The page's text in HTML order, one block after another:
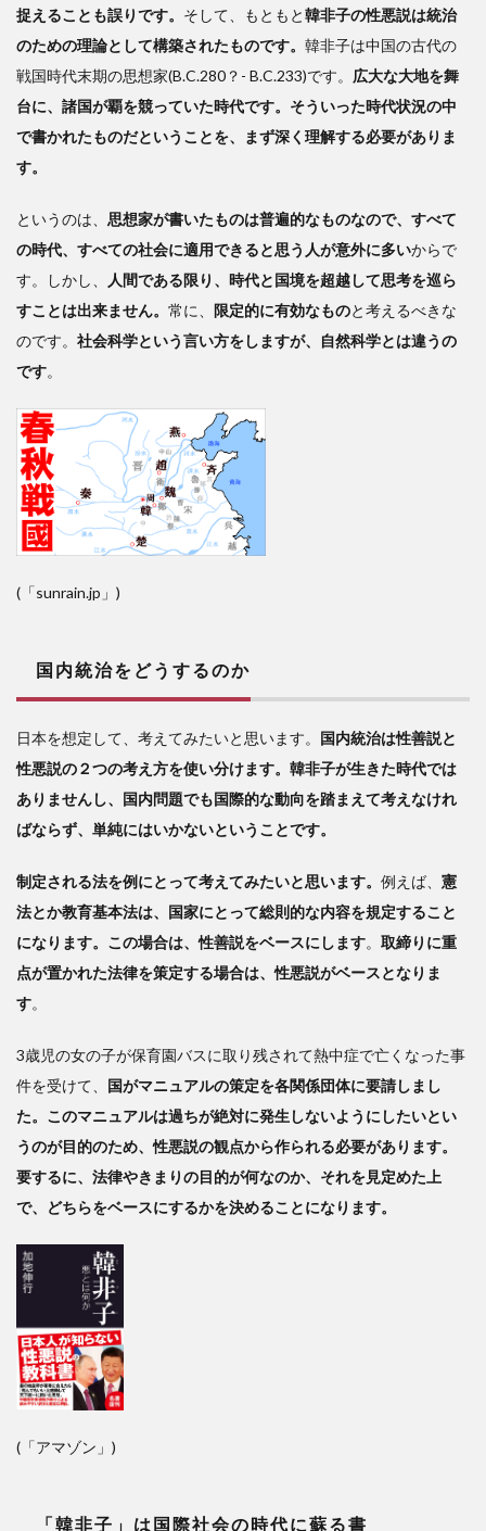
「韓
子」
は国
際社
時代
る書
捉えることも誤りです。 そして、もともと韓非子の性悪説は統治
のための理論として構築されたものです。 韓非子は中国の古代の
戦国時代末期の思想家(B.C.280？- B.C.233)です。 広大な大地を舞
台に、諸国が覇を競っていた時代です。そういった時代状況の中
で書かれたものだということを、まず深く理解する必要がありま
す。
というのは、 思想家が書いたものは普遍的なものなので、すべて
の時代、すべての社会に適用できると思う人が意外に多いからで
す。しかし、
人間である限り、時代と国境を超越して思考を巡ら
すことは出来ません。 常に、 限定的に有効なものと考えるべきな
のです。 社会科学という言い方をしますが、自然科学とは違うの
です。
(「sunrain.jp」)
国内統治をどうするのか
日本を想定して、考えてみたいと思います。 国内統治は性善説と
性悪説の２つの考え方を使い分けます。韓非子が生きた時代では
ありませんし、国内問題でも国際的な動向を踏まえて考えなけれ
ばならず、単純にはいかないということです。
制定される法を例にとって考えてみたいと思います。 例えば、 憲
法とか教育基本法は、国家にとって総則的な内容を規定すること
になります。この場合は、性善説をベースにします。 取締りに重
点が置かれた法律を策定する場合は、性悪説がベースとなりま
す。
3歳児の女の子が保育園バスに取り残されて熱中症で亡くなった事
件を受けて、 国がマニュアルの策定を各関係団体に要請しまし
た。このマニュアルは過ちが絶対に発生しないようにしたいとい
うのが目的のため、性悪説の観点から作られる必要があります。
要するに、法律やきまりの目的が何なのか、それを見定めた上
で、どちらをベースにするかを決めることになります。
(「アマゾン」)
「韓非子」は国際社会の時代に蘇る書